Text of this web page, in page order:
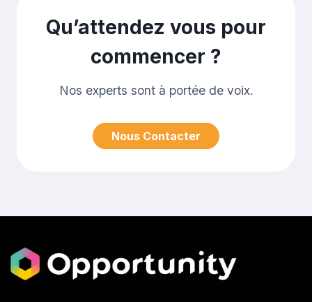
Qu’attendez vous pour
commencer ?
Nos experts sont à portée de voix.
Nous Contacter